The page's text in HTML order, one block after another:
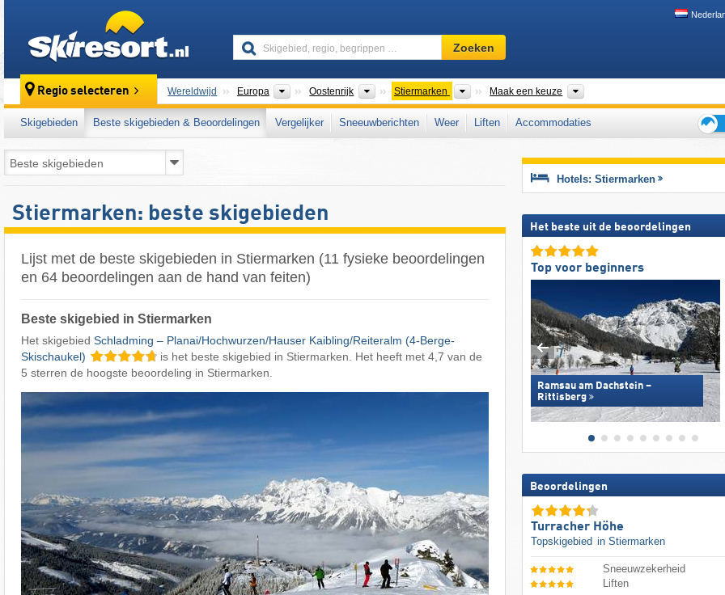
Skigebied,
regio,
…
Zoeken
Regio selecteren Wereldwijd Europa Continenten
Oostenrijk LandenStiermarken Bondsstaten
Maak een keuze
Skigebieden Beste skigebieden & Beoordelingen Vergelijker Sneeuwberichten Weer Liften
Accommodaties
voor
Stiermarken: beste skigebieden
Lijst met de beste skigebieden in Stiermarken (11 fysieke beoordelingen
en 64 beoordelingen aan de hand van feiten)
Beste skigebied in Stiermarken
Het skigebied Schladming – Planai/​Hochwurzen/​Hauser Kaibling/​Reiteralm (4-Berge-
Skischaukel)
is het beste skigebied in Stiermarken. Het heeft met 4,7 van de
5 sterren de hoogste beoordeling in Stiermarken.
Hotels: Stiermarken
Het beste uit de beoordelingen
Top voor beginners
Ramsau am Dachstein –
Rittisberg
Beoordelingen
Turracher Höhe
Topskigebied in Stiermarken
Sneeuwzekerheid
Liften